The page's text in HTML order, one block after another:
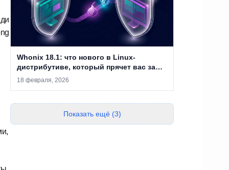
Whonix 18.1: что нового в Linux-
дистрибутиве, который прячет вас за
двумя виртуальными машинами
18 февраля, 2026
Показать ещё (3)